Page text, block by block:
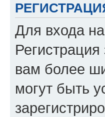
Для входа
вам более
могут быть